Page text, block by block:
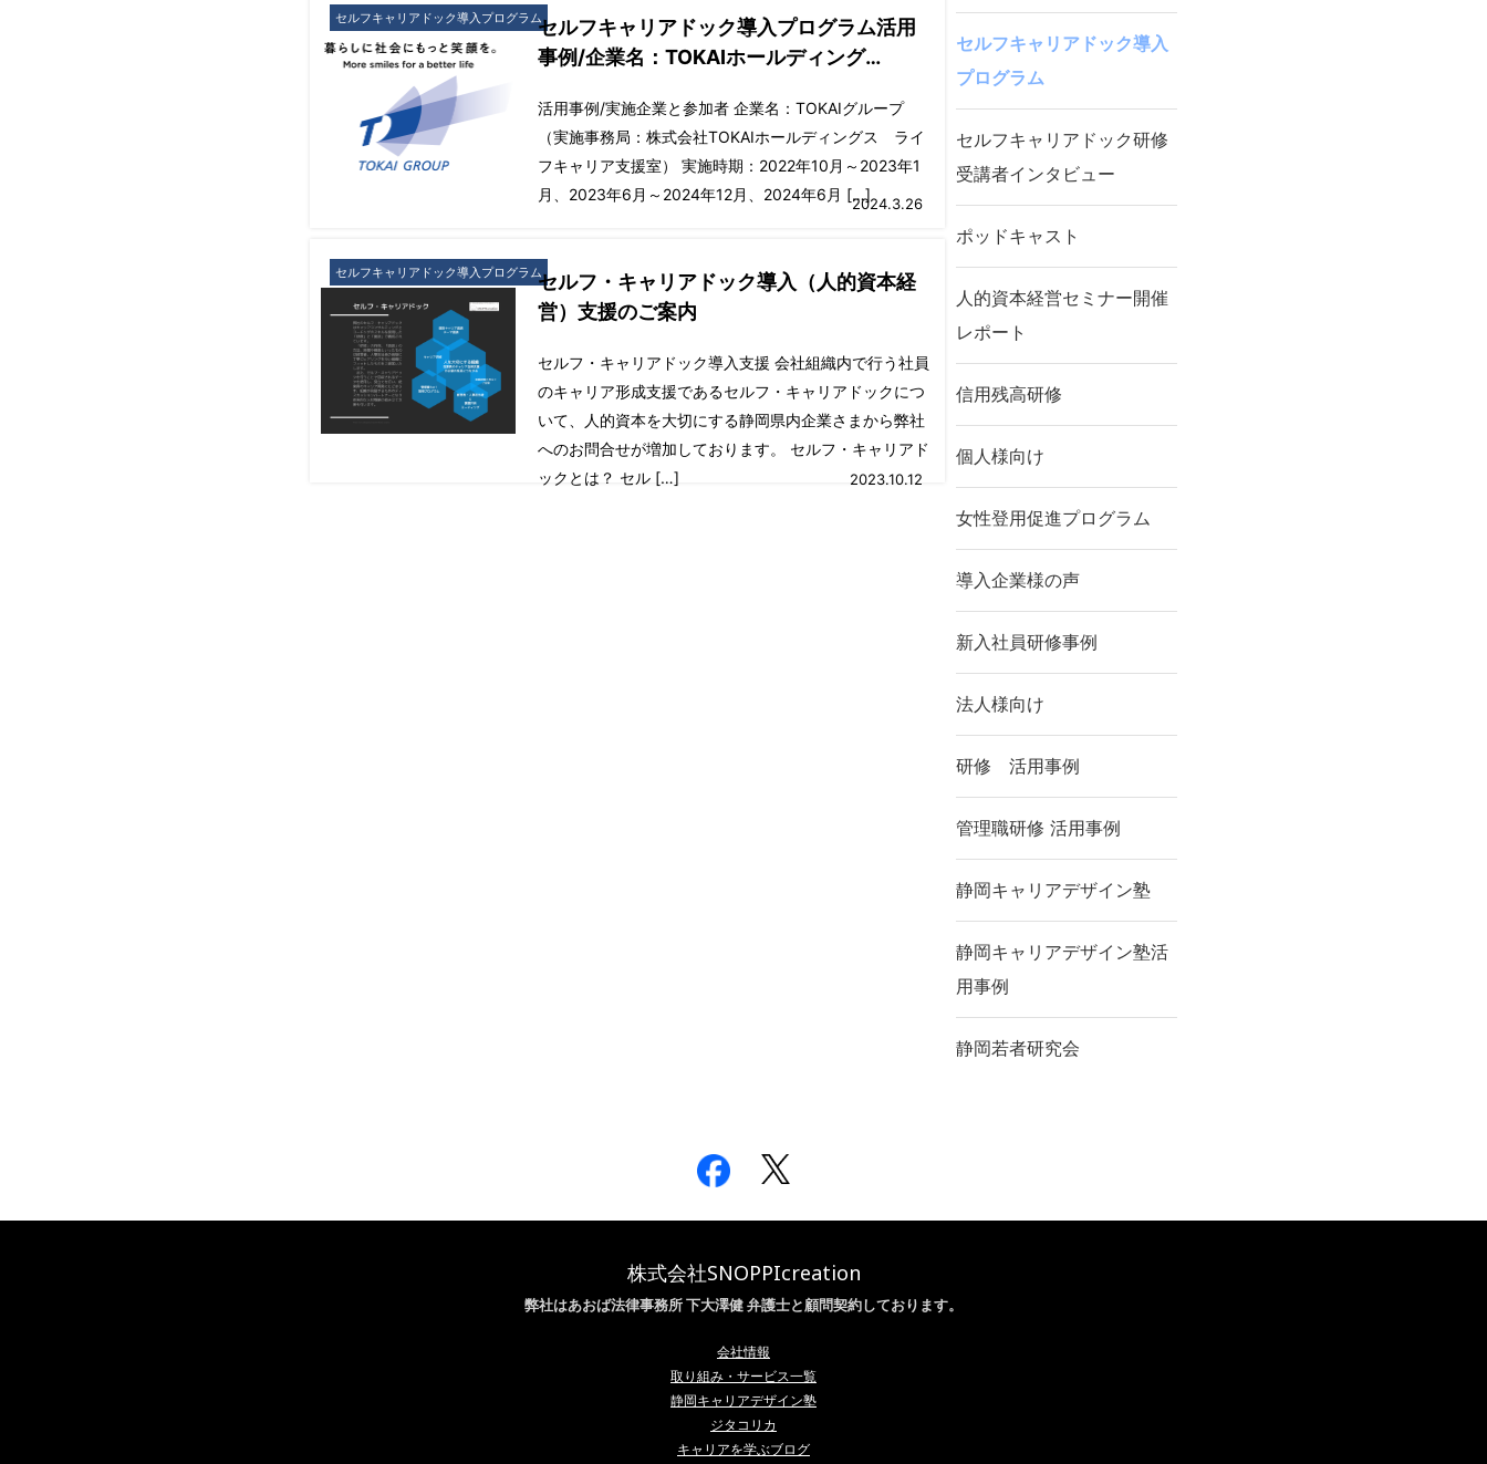
セルフキャリアドック導入プログラムセルフキャリアドック導入プログラム活用
事例/企業名：TOKAIホールディング…
活用事例/実施企業と参加者 企業名：TOKAIグループ
（実施事務局：株式会社TOKAIホールディングス ライ
フキャリア支援室） 実施時期：2022年10月～2023年1
月、2023年6月～2024年12月、2024年6月 […]2024.3.26
セルフキャリアドック導入プログラムセルフ・キャリアドック導入（人的資本経
営）支援のご案内
セルフ・キャリアドック導入支援 会社組織内で行う社員
のキャリア形成支援であるセルフ・キャリアドックにつ
いて、人的資本を大切にする静岡県内企業さまから弊社
へのお問合せが増加しております。 セルフ・キャリアド
ックとは？ セル […]
2023.10.12
セルフキャリアドック導入
プログラム
セルフキャリアドック研修
受講者インタビュー
ポッドキャスト
人的資本経営セミナー開催
レポート
信用残高研修
個人様向け
女性登用促進プログラム
導入企業様の声
新入社員研修事例
法人様向け
研修 活用事例
管理職研修 活用事例
静岡キャリアデザイン塾
静岡キャリアデザイン塾活
用事例
静岡若者研究会
株式会社SNOPPIcreation
弊社はあおば法律事務所 下大澤健 弁護士と顧問契約しております。
会社情報
取り組み・サービス一覧
静岡キャリアデザイン塾
ジタコリカ
キャリアを学ぶブログ